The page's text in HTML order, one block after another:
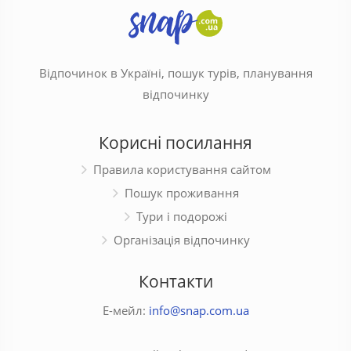
Відпочинок в Україні, пошук турів, планування
відпочинку
Корисні посилання
Правила користування сайтом
Пошук проживання
Тури і подорожі
Організація відпочинку
Контакти
Е-мейл: info@snap.com.ua